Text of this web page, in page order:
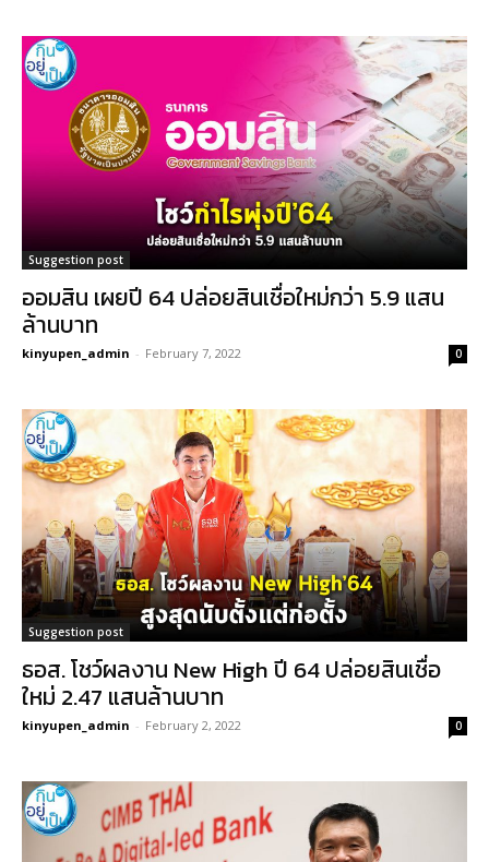
Suggestion post
ออมสิน เผยปี 64 ปล่อยสินเชื่อใหม่กว่า 5.9 แสน
ล้านบาท
kinyupen_admin - February 7, 2022 0
Suggestion post
ธอส. โชว์ผลงาน New High ปี 64 ปล่อยสินเชื่อ
ใหม่ 2.47 แสนล้านบาท
kinyupen_admin - February 2, 2022 0